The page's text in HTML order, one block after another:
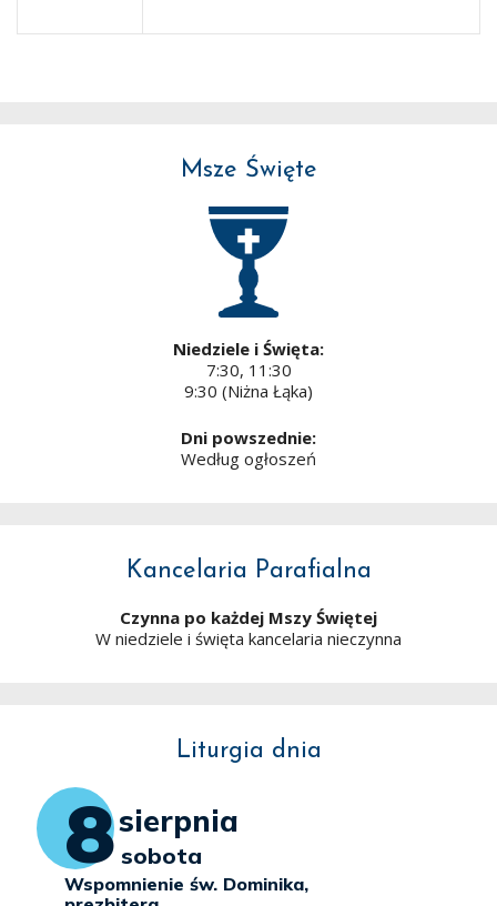
Msze Święte
Niedziele i Święta:
7:30, 11:30
9:30 (Niżna Łąka)
Dni powszednie:
Według ogłoszeń
Kancelaria Parafialna
Czynna po każdej Mszy Świętej
W niedziele i święta kancelaria nieczynna
Liturgia dnia